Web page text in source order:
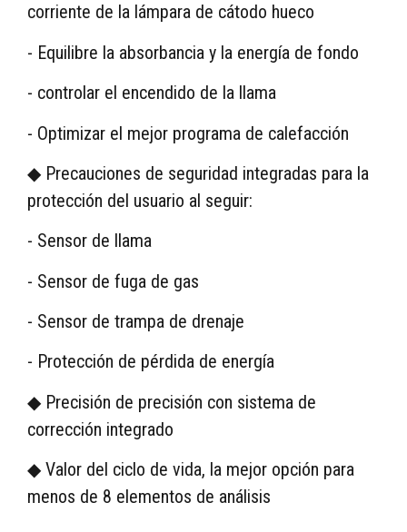
corriente de la lámpara de cátodo hueco
- Equilibre la absorbancia y la energía de fondo
- controlar el encendido de la llama
- Optimizar el mejor programa de calefacción
◆ Precauciones de seguridad integradas para la
protección del usuario al seguir:
- Sensor de llama
- Sensor de fuga de gas
- Sensor de trampa de drenaje
- Protección de pérdida de energía
◆ Precisión de precisión con sistema de
corrección integrado
◆ Valor del ciclo de vida, la mejor opción para
menos de 8 elementos de análisis